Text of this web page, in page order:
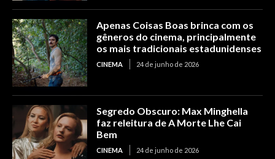
Apenas Coisas Boas brinca com os
gêneros do cinema, principalmente
os mais tradicionais estadunidenses
CINEMA 24 de junho de 2026
Segredo Obscuro: Max Minghella
faz releitura de A Morte Lhe Cai
Bem
CINEMA 24 de junho de 2026